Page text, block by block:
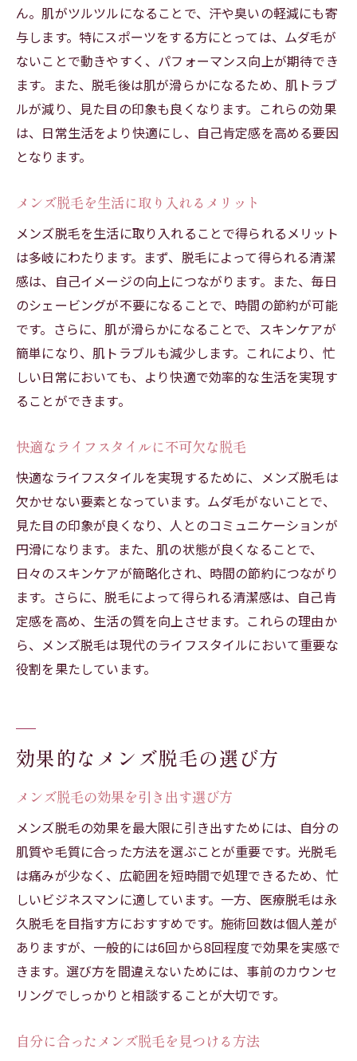
ん。肌がツルツルになることで、汗や臭いの軽減にも寄
与します。特にスポーツをする方にとっては、ムダ毛が
ないことで動きやすく、パフォーマンス向上が期待でき
ます。また、脱毛後は肌が滑らかになるため、肌トラブ
ルが減り、見た目の印象も良くなります。これらの効果
は、日常生活をより快適にし、自己肯定感を高める要因
となります。
メンズ脱毛を生活に取り入れるメリット
メンズ脱毛を生活に取り入れることで得られるメリット
は多岐にわたります。まず、脱毛によって得られる清潔
感は、自己イメージの向上につながります。また、毎日
のシェービングが不要になることで、時間の節約が可能
です。さらに、肌が滑らかになることで、スキンケアが
簡単になり、肌トラブルも減少します。これにより、忙
しい日常においても、より快適で効率的な生活を実現す
ることができます。
快適なライフスタイルに不可欠な脱毛
快適なライフスタイルを実現するために、メンズ脱毛は
欠かせない要素となっています。ムダ毛がないことで、
見た目の印象が良くなり、人とのコミュニケーションが
円滑になります。また、肌の状態が良くなることで、
日々のスキンケアが簡略化され、時間の節約につながり
ます。さらに、脱毛によって得られる清潔感は、自己肯
定感を高め、生活の質を向上させます。これらの理由か
ら、メンズ脱毛は現代のライフスタイルにおいて重要な
役割を果たしています。
効果的なメンズ脱毛の選び方
メンズ脱毛の効果を引き出す選び方
メンズ脱毛の効果を最大限に引き出すためには、自分の
肌質や毛質に合った方法を選ぶことが重要です。光脱毛
は痛みが少なく、広範囲を短時間で処理できるため、忙
しいビジネスマンに適しています。一方、医療脱毛は永
久脱毛を目指す方におすすめです。施術回数は個人差が
ありますが、一般的には6回から8回程度で効果を実感で
きます。選び方を間違えないためには、事前のカウンセ
リングでしっかりと相談することが大切です。
自分に合ったメンズ脱毛を見つける方法